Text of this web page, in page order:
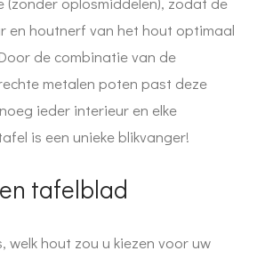
en houtnerf van het hout optimaal
de combinatie van de
metalen poten past deze
ieder interieur en elke
is een unieke blikvanger!
tafelblad
welk hout zou u kiezen voor uw